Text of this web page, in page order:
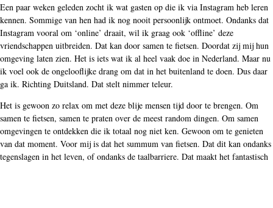
Een paar weken geleden zocht ik wat gasten op die ik via Instagram heb leren
kennen. Sommige van hen had ik nog nooit persoonlijk ontmoet. Ondanks dat
Instagram vooral om ‘online’ draait, wil ik graag ook ‘offline’ deze
vriendschappen uitbreiden. Dat kan door samen te fietsen. Doordat zij mij hun
omgeving laten zien. Het is iets wat ik al heel vaak doe in Nederland. Maar nu
ik voel ook de ongelooflijke drang om dat in het buitenland te doen. Dus daar
ga ik. Richting Duitsland. Dat stelt nimmer teleur.
Het is gewoon zo relax om met deze blije mensen tijd door te brengen. Om
samen te fietsen, samen te praten over de meest random dingen. Om samen
omgevingen te ontdekken die ik totaal nog niet ken. Gewoon om te genieten
van dat moment. Voor mij is dat het summum van fietsen. Dat dit kan ondanks
tegenslagen in het leven, of ondanks de taalbarriere. Dat maakt het fantastisch